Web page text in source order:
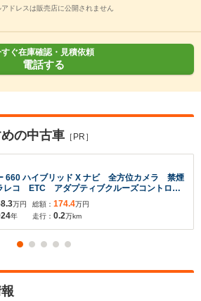
ドレスは販売店に公開されません
ぐ在庫確認・見積依頼
電話する
の中古車 ［PR］
660 ハイブリッド X ナビ 全方位カメラ 禁煙
コ ETC アダプティブクルーズコントロー
トLEDヘッドライト アイドリングストップ
ーター
万円
年
総額： 174.4万円
走行： 0.2万km